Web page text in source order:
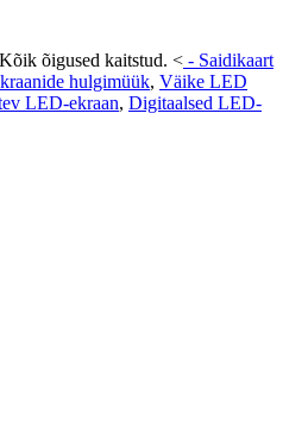
õigused kaitstud. < - Saidikaart
hulgimüük, Väike LED
LED-ekraan, Digitaalsed LED-